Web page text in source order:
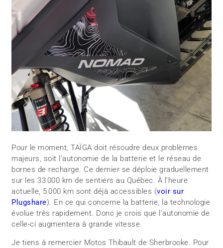
Pour le moment, TAÏGA doit résoudre deux problèmes
majeurs, soit l’autonomie de la batterie et le réseau de
bornes de recharge. Ce dernier se déploie graduellement
sur les 33 000 km de sentiers au Québec. À l’heure
actuelle, 5 000 km sont déjà accessibles (voir sur
Plugshare). En ce qui concerne la batterie, la technologie
évolue très rapidement. Donc je crois que l’autonomie de
celle-ci augmentera à grande vitesse.
Je tiens à remercier Motos Thibault de Sherbrooke. Pour